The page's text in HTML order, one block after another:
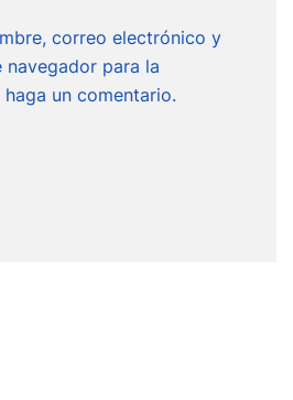
correo electrónico y
para la
un comentario.